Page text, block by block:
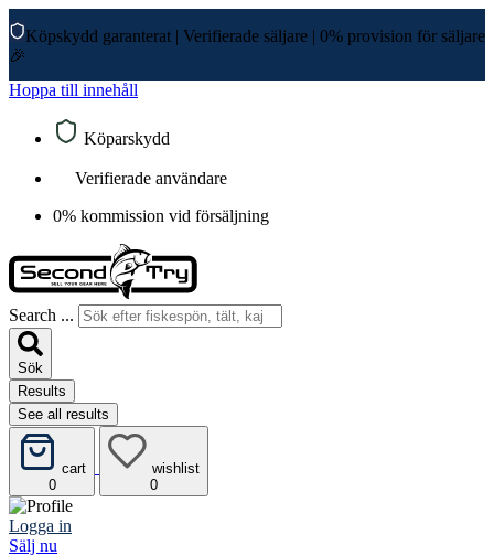
Köpskydd garanterat | Verifierade säljare | 0% provision för säljare
🎉
Hoppa till innehåll
Köparskydd
Verifierade användare
0% kommission vid försäljning
Search ...
Sök
Results
See all results
cart
0
wishlist
0
Logga in
Sälj nu